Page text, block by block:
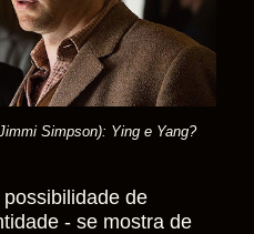
Simpson): Ying e Yang?
de
- se mostra de